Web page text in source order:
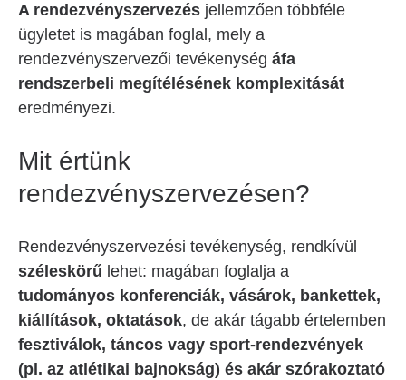
A rendezvényszervezés jellemzően többféle
ügyletet is magában foglal, mely a
rendezvényszervezői tevékenység áfa
rendszerbeli megítélésének komplexitását
eredményezi.
Mit értünk
rendezvényszervezésen?
Rendezvényszervezési tevékenység, rendkívül
széleskörű lehet: magában foglalja a
tudományos konferenciák, vásárok, bankettek,
kiállítások, oktatások, de akár tágabb értelemben
fesztiválok, táncos vagy sport-rendezvények
(pl. az atlétikai bajnokság) és akár szórakoztató